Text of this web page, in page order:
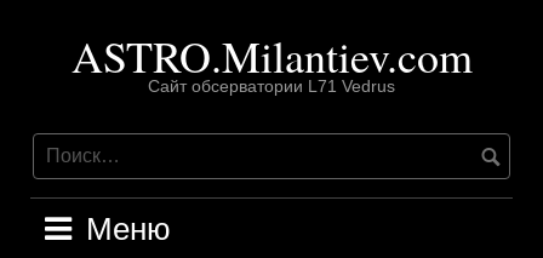
содержимомуASTRO.Milantiev.com
Сайт обсерватории L71 Vedrus
Меню